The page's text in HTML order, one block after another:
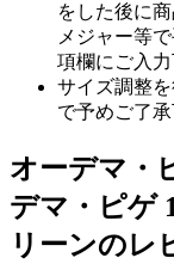
をした後に
メジャー等
項欄にご入力
サイズ調整
で予めご了承
オーデマ・
デマ・ピゲ
リーンのレ